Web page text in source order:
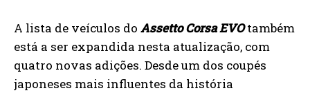
A lista de veículos do Assetto Corsa EVOtambém
está a ser expandida nesta atualização, com
quatro novas adições. Desde um dos coupés
japoneses mais influentes da história